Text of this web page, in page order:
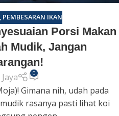
, PEMBESARAN IKAN
Porsi Makan
Mudik, Jangan
0
Gimana nih, udah pada
rasanya pasti lihat koi